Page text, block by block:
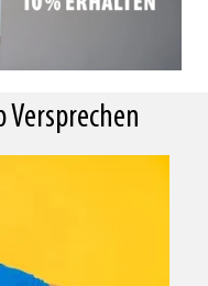
Versprechen